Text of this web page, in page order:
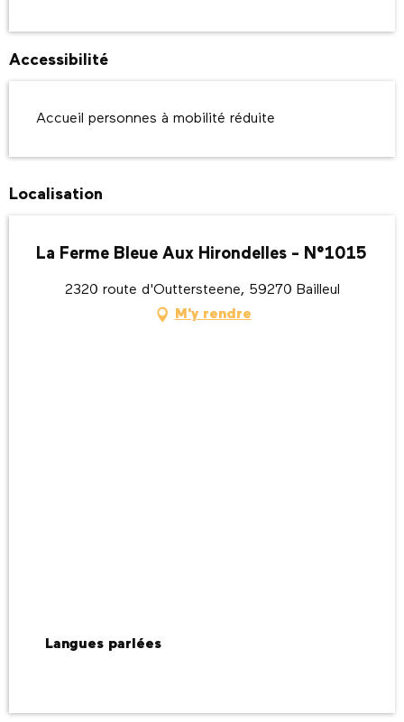
Accessibilité
Accueil personnes à mobilité réduite
Localisation
La Ferme Bleue Aux Hirondelles - N°1015
2320 route d'Outtersteene, 59270 Bailleul
M'y rendre
Langues parlées
Langues parlées